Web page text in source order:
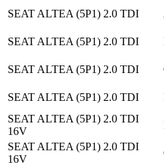
SEAT ALTEA (5P1) 2.0 TDI
SEAT ALTEA (5P1) 2.0 TDI
SEAT ALTEA (5P1) 2.0 TDI
SEAT ALTEA (5P1) 2.0 TDI
SEAT ALTEA (5P1) 2.0 TDI
16V
SEAT ALTEA (5P1) 2.0 TDI
16V